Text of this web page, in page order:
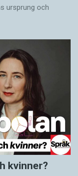
ursprung och
kvinner?